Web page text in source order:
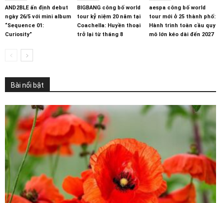
AND2BLE ấn định debut
ngày 26/5 với mini album
“Sequence 01:
Curiosity”
BIGBANG công bố world
tour kỷ niệm 20 năm tại
Coachella: Huyền thoại
trở lại từ tháng 8
aespa công bố world
tour mới ở 25 thành phố:
Hành trình toàn cầu quy
mô lớn kéo dài đến 2027
Bài nổi bật